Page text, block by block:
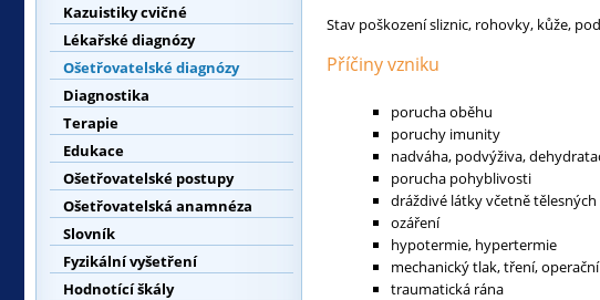
Kazuistiky cvičné
Lékařské diagnózy
Ošetřovatelské diagnózy
Diagnostika
Terapie
Edukace
Ošetřovatelské postupy
Ošetřovatelská anamnéza
Slovník
Fyzikální vyšetření
Hodnotící škály
Stav poškození sliznic, rohovky, kůže,
Příčiny vzniku
porucha oběhu
poruchy imunity
nadváha, podvýživa,
porucha pohyblivosti
dráždivé látky včetně
ozáření
hypotermie, hypertermie
mechanický tlak, tření,
traumatická rána